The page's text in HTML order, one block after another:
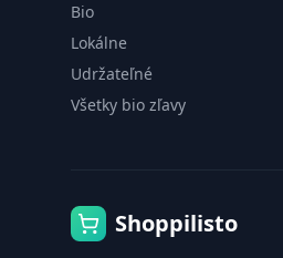
Bio
Lokálne
Udržateľné
Všetky bio zľavy
Shoppilisto